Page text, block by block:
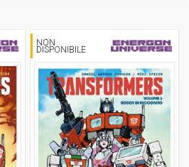
NON
DISPONIBILE